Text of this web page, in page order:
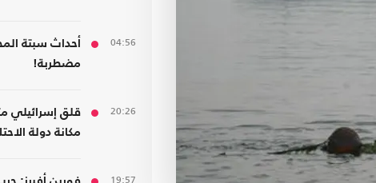
04:56
أحداث سبتة
مضطربة!
20:26
قلق إسرائيلي
مكانة دولة